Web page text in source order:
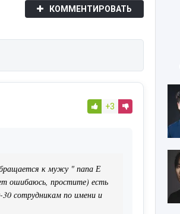
КОММЕНТИРОВАТЬ
+3
к мужу " папа Е
ошибаюсь, простите) есть
сотрудникам по имени и